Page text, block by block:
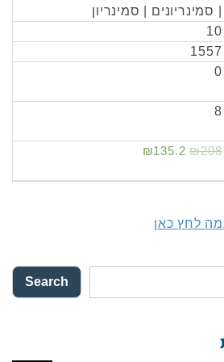
| סמינריונים | סמינריון
10
1557
0
8
₪135.2 ₪208
לחץ כאן
Search